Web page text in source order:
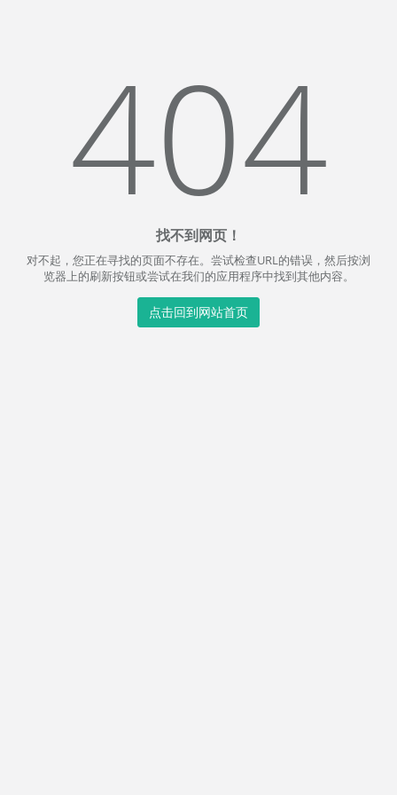
404
找不到网页！
对不起，您正在寻找的页面不存在。尝试检查URL的错误，然后按浏
览器上的刷新按钮或尝试在我们的应用程序中找到其他内容。
点击回到网站首页